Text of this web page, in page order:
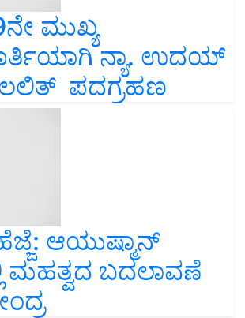
ಮುಖ್ಯ
ನ್ಯಾ. ಉದಯ್
ಪದಗ್ರಹಣ
ಆಯುಷ್ಮಾನ್
ಮಹತ್ವದ ಬದಲಾವಣೆ